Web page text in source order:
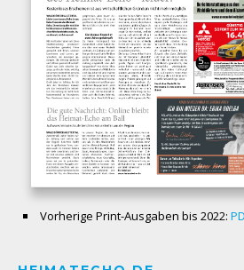
Vorherige Print-Ausgaben bis 2022: